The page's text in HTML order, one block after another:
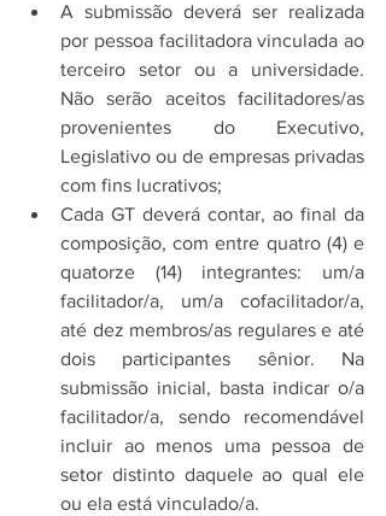
A submissão deverá ser realizada
por pessoa facilitadora vinculada ao
terceiro setor ou a universidade.
Não serão aceitos facilitadores/as
provenientes do Executivo,
Legislativo ou de empresas privadas
com fins lucrativos;
Cada GT deverá contar, ao final da
composição, com entre quatro (4) e
quatorze (14) integrantes: um/a
facilitador/a, um/a cofacilitador/a,
até dez membros/as regulares e até
dois participantes sênior. Na
submissão inicial, basta indicar o/a
facilitador/a, sendo recomendável
incluir ao menos uma pessoa de
setor distinto daquele ao qual ele
ou ela está vinculado/a.